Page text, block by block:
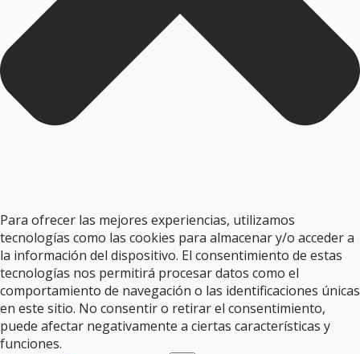
Para ofrecer las mejores experiencias, utilizamos
tecnologías como las cookies para almacenar y/o acceder a
la información del dispositivo. El consentimiento de estas
tecnologías nos permitirá procesar datos como el
comportamiento de navegación o las identificaciones únicas
en este sitio. No consentir o retirar el consentimiento,
puede afectar negativamente a ciertas características y
funciones.